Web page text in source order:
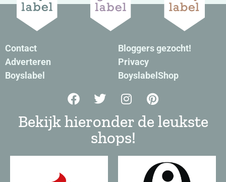
Contact
Adverteren
Boyslabel
Bloggers gezocht!
Privacy
BoyslabelShop
Bekijk hieronder de leukste
shops!